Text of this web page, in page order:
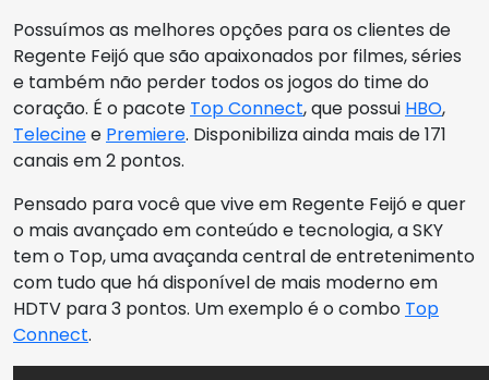
Possuímos as melhores opções para os clientes de
Regente Feijó que são apaixonados por filmes, séries
e também não perder todos os jogos do time do
coração. É o pacote Top Connect, que possui HBO,
Telecinee Premiere. Disponibiliza ainda mais de 171
canais em 2 pontos.
Pensado para você que vive em Regente Feijó e quer
o mais avançado em conteúdo e tecnologia, a SKY
tem o Top, uma avaçanda central de entretenimento
com tudo que há disponível de mais moderno em
HDTV para 3 pontos. Um exemplo é o combo Top
Connect.